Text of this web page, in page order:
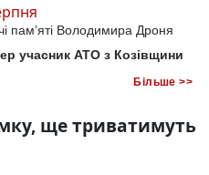
пам’яті Володимира Дроня
учасник АТО з Козівщини
Більше >>
ще триватимуть